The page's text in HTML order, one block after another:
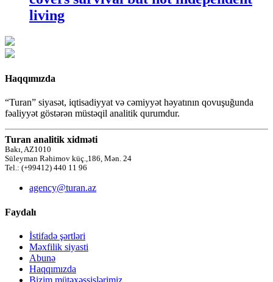
living
Haqqımızda
“Turan” siyasət, iqtisadiyyat və cəmiyyət həyatının qovuşuğunda
fəaliyyət göstərən müstəqil analitik qurumdur.
Turan analitik xidməti
Bakı, AZ1010
Süleyman Rəhimov küç.,186, Mən. 24
Tel.: (+99412) 440 11 96
agency@turan.az
Faydalı
İstifadə şərtləri
Məxfilik siyasti
Abunə
Haqqımızda
Bizim mütəxəssislərimiz